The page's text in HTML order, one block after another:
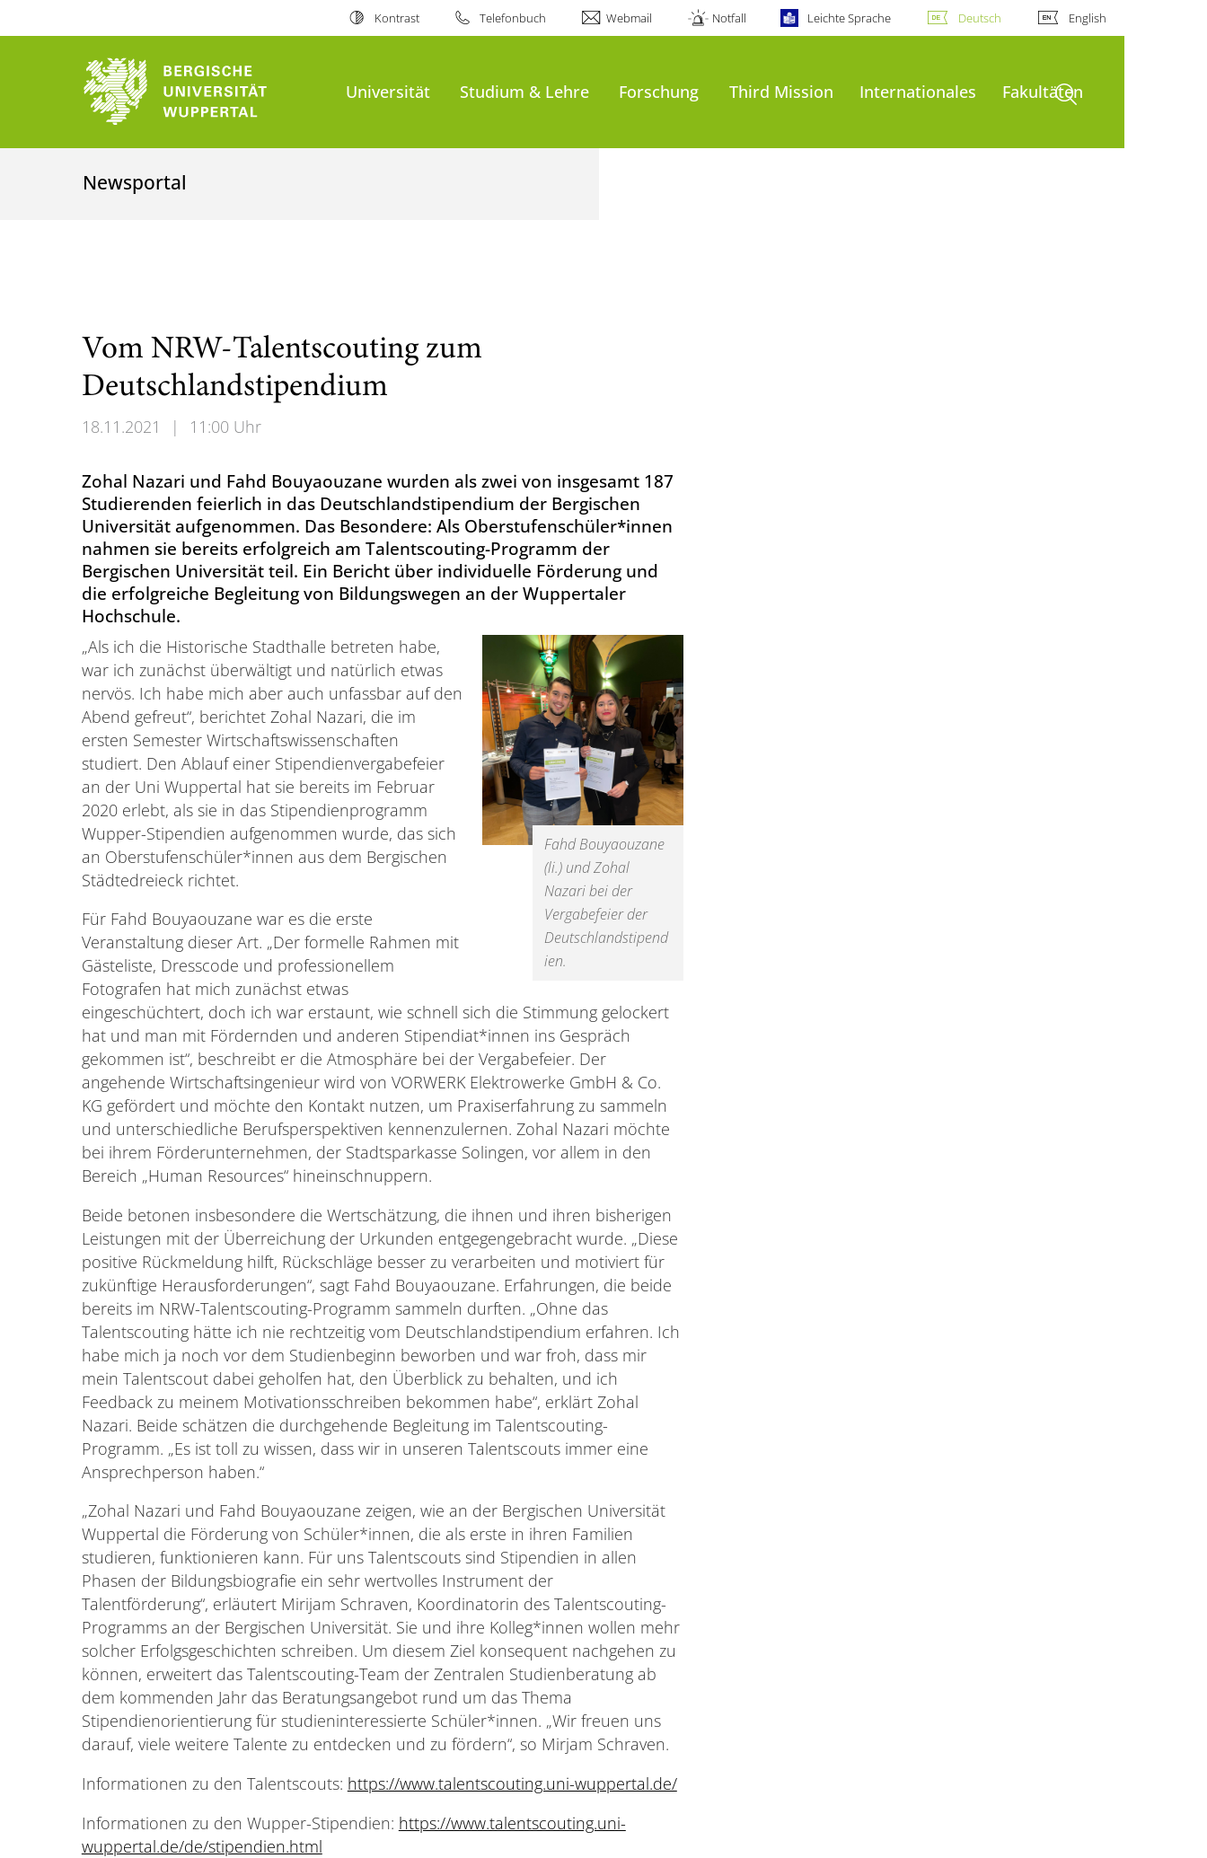
Kontrast Telefonbuch Webmail Notfall Leichte Sprache Deutsch English
Universität Studium & Lehre Forschung Third Mission Internationales FakultätenSuche öffnen
Newsportal
Vom NRW-Talentscouting zum
Deutschlandstipendium
18.11.2021 | 11:00 Uhr
Zohal Nazari und Fahd Bouyaouzane wurden als zwei von insgesamt 187
Studierenden feierlich in das Deutschlandstipendium der Bergischen
Universität aufgenommen. Das Besondere: Als Oberstufenschüler*innen
nahmen sie bereits erfolgreich am Talentscouting-Programm der
Bergischen Universität teil. Ein Bericht über individuelle Förderung und
die erfolgreiche Begleitung von Bildungswegen an der Wuppertaler
Hochschule.
Fahd Bouyaouzane
(li.) und Zohal
Nazari bei der
Vergabefeier der
Deutschlandstipend
ien.
„Als ich die Historische Stadthalle betreten habe,
war ich zunächst überwältigt und natürlich etwas
nervös. Ich habe mich aber auch unfassbar auf den
Abend gefreut“, berichtet Zohal Nazari, die im
ersten Semester Wirtschaftswissenschaften
studiert. Den Ablauf einer Stipendienvergabefeier
an der Uni Wuppertal hat sie bereits im Februar
2020 erlebt, als sie in das Stipendienprogramm
Wupper-Stipendien aufgenommen wurde, das sich
an Oberstufenschüler*innen aus dem Bergischen
Städtedreieck richtet.
Für Fahd Bouyaouzane war es die erste
Veranstaltung dieser Art. „Der formelle Rahmen mit
Gästeliste, Dresscode und professionellem
Fotografen hat mich zunächst etwas
eingeschüchtert, doch ich war erstaunt, wie schnell sich die Stimmung gelockert
hat und man mit Fördernden und anderen Stipendiat*innen ins Gespräch
gekommen ist“, beschreibt er die Atmosphäre bei der Vergabefeier. Der
angehende Wirtschaftsingenieur wird von VORWERK Elektrowerke GmbH & Co.
KG gefördert und möchte den Kontakt nutzen, um Praxiserfahrung zu sammeln
und unterschiedliche Berufsperspektiven kennenzulernen. Zohal Nazari möchte
bei ihrem Förderunternehmen, der Stadtsparkasse Solingen, vor allem in den
Bereich „Human Resources“ hineinschnuppern.
Beide betonen insbesondere die Wertschätzung, die ihnen und ihren bisherigen
Leistungen mit der Überreichung der Urkunden entgegengebracht wurde. „Diese
positive Rückmeldung hilft, Rückschläge besser zu verarbeiten und motiviert für
zukünftige Herausforderungen“, sagt Fahd Bouyaouzane. Erfahrungen, die beide
bereits im NRW-Talentscouting-Programm sammeln durften. „Ohne das
Talentscouting hätte ich nie rechtzeitig vom Deutschlandstipendium erfahren. Ich
habe mich ja noch vor dem Studienbeginn beworben und war froh, dass mir
mein Talentscout dabei geholfen hat, den Überblick zu behalten, und ich
Feedback zu meinem Motivationsschreiben bekommen habe“, erklärt Zohal
Nazari. Beide schätzen die durchgehende Begleitung im Talentscouting-
Programm. „Es ist toll zu wissen, dass wir in unseren Talentscouts immer eine
Ansprechperson haben.“
„Zohal Nazari und Fahd Bouyaouzane zeigen, wie an der Bergischen Universität
Wuppertal die Förderung von Schüler*innen, die als erste in ihren Familien
studieren, funktionieren kann. Für uns Talentscouts sind Stipendien in allen
Phasen der Bildungsbiografie ein sehr wertvolles Instrument der
Talentförderung“, erläutert Mirijam Schraven, Koordinatorin des Talentscouting-
Programms an der Bergischen Universität. Sie und ihre Kolleg*innen wollen mehr
solcher Erfolgsgeschichten schreiben. Um diesem Ziel konsequent nachgehen zu
können, erweitert das Talentscouting-Team der Zentralen Studienberatung ab
dem kommenden Jahr das Beratungsangebot rund um das Thema
Stipendienorientierung für studieninteressierte Schüler*innen. „Wir freuen uns
darauf, viele weitere Talente zu entdecken und zu fördern“, so Mirjam Schraven.
Informationen zu den Talentscouts: https://www.talentscouting.uni-wuppertal.de/
Informationen zu den Wupper-Stipendien: https://www.talentscouting.uni-
wuppertal.de/de/stipendien.html